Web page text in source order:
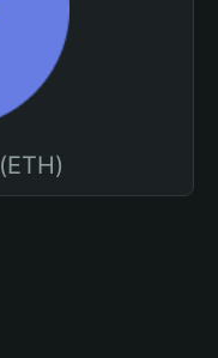
محفظة إيثيريوم (ETH)